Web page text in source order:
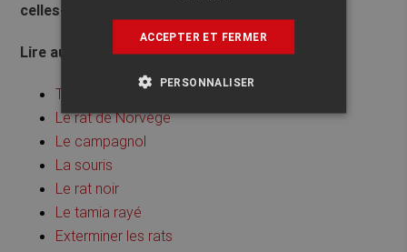
celles-ci.
Lire aussi les articles ayant trait aux rongeurs
Tous les rongeurs
Le rat de Norvège
Le campagnol
La souris
Le rat noir
Le tamia rayé
Exterminer les rats
ACCEPTER ET FERMER
PERSONNALISER